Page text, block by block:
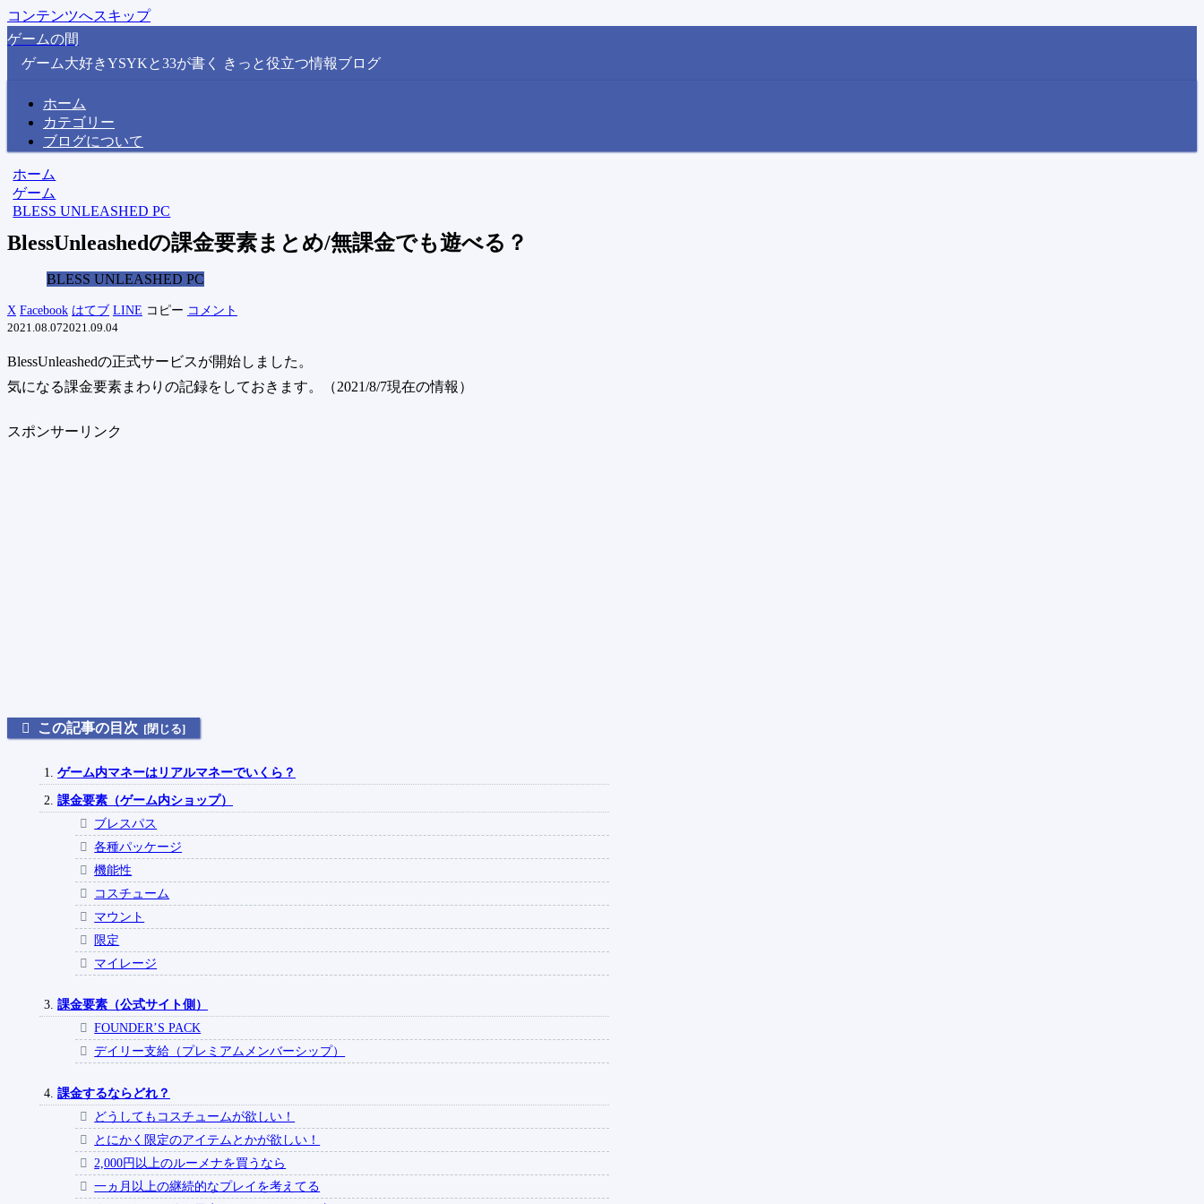
コンテンツへスキップ
ゲームの間
ゲーム大好きYSYKと33が書く きっと役立つ情報ブログ
ホーム
カテゴリー
ブログについて
ホーム
ゲーム
BLESS UNLEASHED PC
BlessUnleashedの課金要素まとめ/無課金でも遊べる？
BLESS UNLEASHED PC
X Facebook はてブ LINE コピー コメント
2021.08.072021.09.04
BlessUnleashedの正式サービスが開始しました。
気になる課金要素まわりの記録をしておきます。
（2021/8/7現在の情報）
スポンサーリンク
この記事の目次
ゲーム内マネーはリアルマネーでいくら？
課金要素（ゲーム内ショップ）
ブレスパス
各種パッケージ
機能性
コスチューム
マウント
限定
マイレージ
課金要素（公式サイト側）
FOUNDER’S PACK
デイリー支給（プレミアムメンバーシップ）
課金するならどれ？
どうしてもコスチュームが欲しい！
とにかく限定のアイテムとかが欲しい！
2,000円以上のルーメナを買うなら
一ヵ月以上の継続的なプレイを考えてる